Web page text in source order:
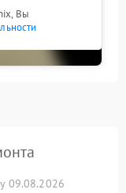
Вы
09.08.2026